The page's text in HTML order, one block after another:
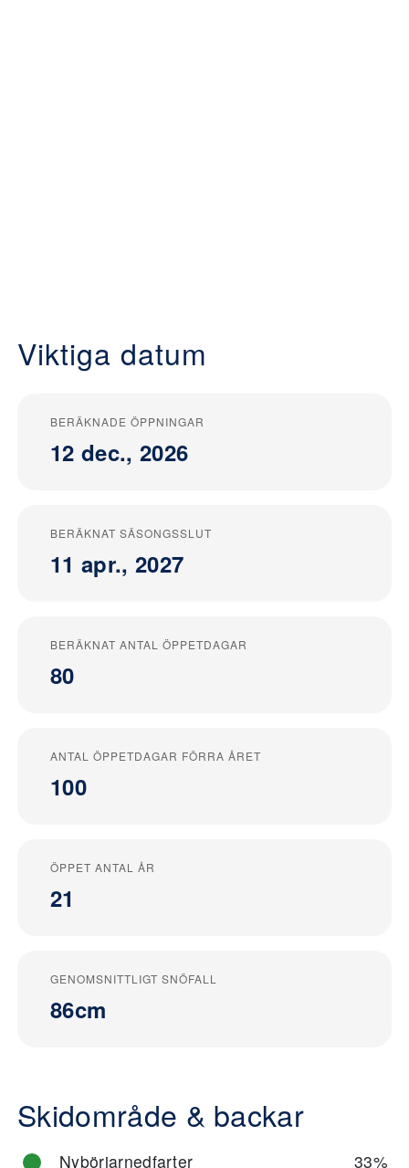
Viktiga datum
BERÄKNADE ÖPPNINGAR
12 dec., 2026
BERÄKNAT SÄSONGSSLUT
11 apr., 2027
BERÄKNAT ANTAL ÖPPETDAGAR
80
ANTAL ÖPPETDAGAR FÖRRA ÅRET
100
ÖPPET ANTAL ÅR
21
GENOMSNITTLIGT SNÖFALL
86cm
Skidområde & backar
Nybörjarnedfarter 33%